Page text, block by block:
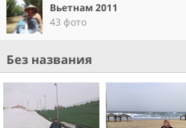
Вьетнам 2011
43 фото
Без названия